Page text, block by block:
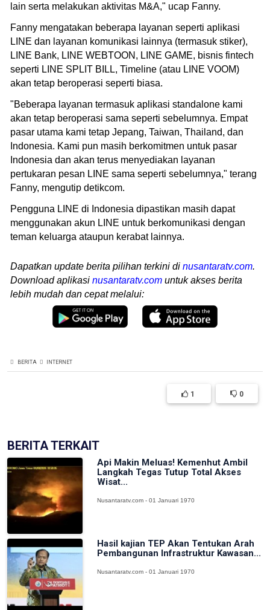
lain serta melakukan aktivitas M&A," ucap Fanny.
Fanny mengatakan beberapa layanan seperti aplikasi
LINE dan layanan komunikasi lainnya (termasuk stiker),
LINE Bank, LINE WEBTOON, LINE GAME, bisnis fintech
seperti LINE SPLIT BILL, Timeline (atau LINE VOOM)
akan tetap beroperasi seperti biasa.
"Beberapa layanan termasuk aplikasi standalone kami
akan tetap beroperasi sama seperti sebelumnya. Empat
pasar utama kami tetap Jepang, Taiwan, Thailand, dan
Indonesia. Kami pun masih berkomitmen untuk pasar
Indonesia dan akan terus menyediakan layanan
pertukaran pesan LINE sama seperti sebelumnya," terang
Fanny, mengutip detikcom.
Pengguna LINE di Indonesia dipastikan masih dapat
menggunakan akun LINE untuk berkomunikasi dengan
teman keluarga ataupun kerabat lainnya.
Dapatkan update berita pilihan terkini di nusantaratv.com.
Download aplikasi nusantaratv.com untuk akses berita
lebih mudah dan cepat melalui:
BERITA INTERNET
1 0
BERITA TERKAIT
Api Makin Meluas! Kemenhut Ambil
Langkah Tegas Tutup Total Akses
Wisat...
Nusantaratv.com - 01 Januari 1970
Hasil kajian TEP Akan Tentukan Arah
Pembangunan Infrastruktur Kawasan...
Nusantaratv.com - 01 Januari 1970